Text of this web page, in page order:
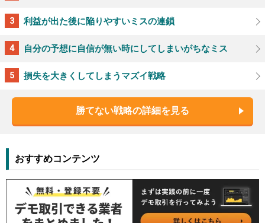
利益が出た後に陥りやすいミスの連鎖
自分の予想に自信が無い時にしてしまいがちなミス
損失を大きくしてしまうマズイ戦略
勝てない戦略の詳細を見る
おすすめコンテンツ